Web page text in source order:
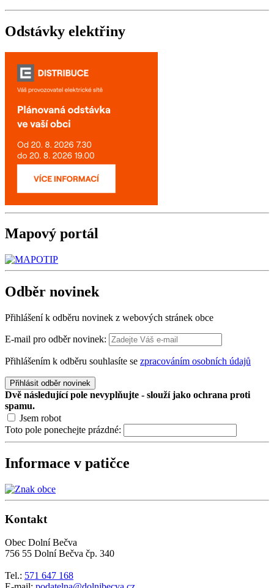
Odstávky elektřiny
Mapový portál
Odběr novinek
Přihlášení k odběru novinek z webových stránek obce
E-mail pro odběr novinek:
Přihlášením k odběru souhlasíte se zpracováním osobních údajů
Přihlásit odběr novinek
Dvě následující pole nevyplňujte - slouží jako ochrana proti
spamu.
Jsem robot
Toto pole ponechejte prázdné:
Informace v patičce
Kontakt
Obec Dolní Bečva
756 55 Dolní Bečva čp. 340
Tel.: 571 647 168